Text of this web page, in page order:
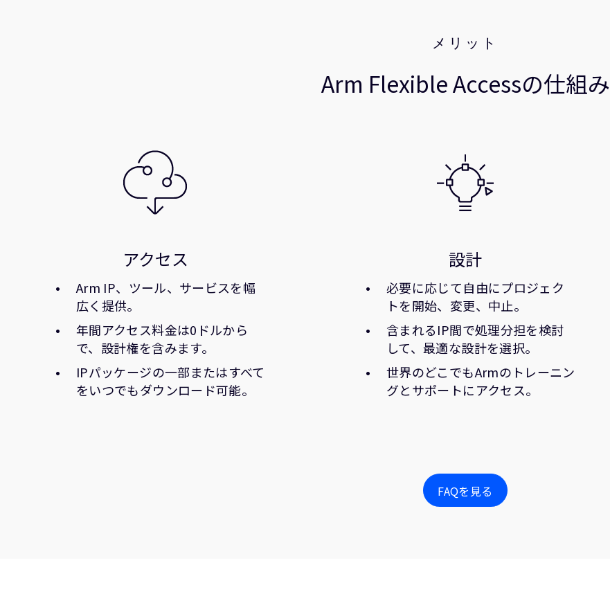
メリット
Arm Flexible Accessの仕組み
アクセス
Arm IP、ツール、サービスを幅
広く提供。
年間アクセス料金は0ドルから
で、設計権を含みます。
IPパッケージの一部またはすべて
をいつでもダウンロード可能。
設計
必要に応じて自由にプロジェク
トを開始、変更、中止。
含まれるIP間で処理分担を検討
して、最適な設計を選択。
世界のどこでもArmのトレーニン
グとサポートにアクセス。
FAQを見る